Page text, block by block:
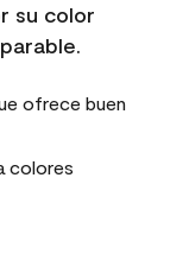
su color
ofrece buen
colores